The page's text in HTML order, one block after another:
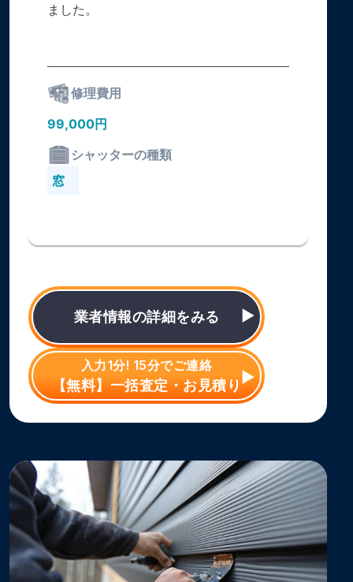
ました。
修理費用
99,000円
シャッターの種類
窓
業者情報の詳細をみる
入力1分! 15分でご連絡
【無料】一括査定・お見積り